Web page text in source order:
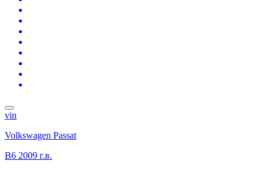
vin
Volkswagen Passat
B6 2009 г.в.